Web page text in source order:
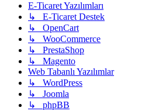
E-Ticaret Yazılımları
↳ E-Ticaret Destek
↳ OpenCart
↳ WooCommerce
↳ PrestaShop
↳ Magento
Web Tabanlı Yazılımlar
↳ WordPress
↳ Joomla
↳ phpBB